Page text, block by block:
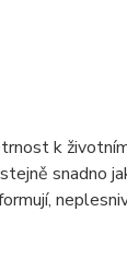
k
snadno